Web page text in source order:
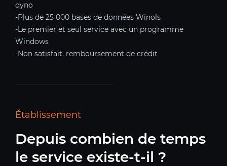
dyno
-Plus de 25 000 bases de données Winols
-Le premier et seul service avec un programme
Windows
-Non satisfait, remboursement de crédit
Établissement
Depuis combien de temps
le service existe-t-il ?